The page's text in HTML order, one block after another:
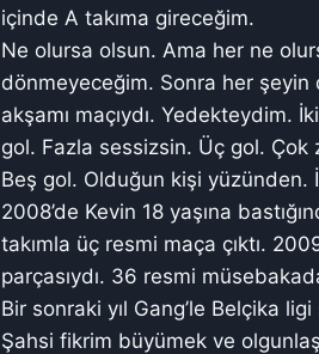
içinde A takıma gireceğim.
Ne olursa olsun. Ama her ne
dönmeyeceğim. Sonra her şeyin
akşamı maçıydı. Yedekteydim.
gol. Fazla sessizsin. Üç gol.
Beş gol. Olduğun kişi yüzünden.
2008’de Kevin 18 yaşına
takımla üç resmi maça çıktı.
parçasıydı. 36 resmi
Bir sonraki yıl Gang’le Belçika
Şahsi fikrim büyümek ve